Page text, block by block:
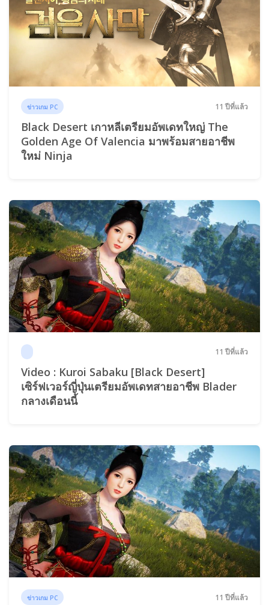
ข่าวเกม PC 11 ปีที่แล้ว
Black Desert เกาหลีเตรียมอัพเดทใหญ่ The
Golden Age Of Valencia มาพร้อมสายอาชีพ
ใหม่ Ninja
11 ปีที่แล้ว
Video : Kuroi Sabaku [Black Desert]
เซิร์ฟเวอร์ญี่ปุ่นเตรียมอัพเดทสายอาชีพ Blader
กลางเดือนนี้
ข่าวเกม PC 11 ปีที่แล้ว